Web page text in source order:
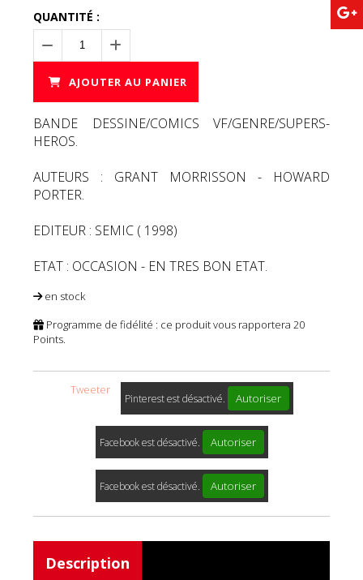
QUANTITÉ :
AJOUTER AU PANIER
BANDE DESSINE/COMICS VF/GENRE/SUPERS-
HEROS.
AUTEURS : GRANT MORRISSON - HOWARD
PORTER.
EDITEUR : SEMIC ( 1998)
ETAT : OCCASION - EN TRES BON ETAT.
en stock
Programme de fidélité : ce produit vous rapportera20
Points.
Tweeter
Pinterest est désactivé. Autoriser
Facebook est désactivé. Autoriser
Facebook est désactivé. Autoriser
Description